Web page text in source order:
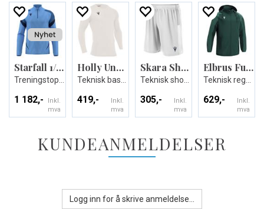
Starfall 1/4 zip
1 182,-
Inkl.
mva
Holly Undershirt
419,-
Inkl.
mva
Skara Short
305,-
Inkl.
mva
Elbrus Full Zip Rain Jacket
629,-
Inkl.
mva
KUNDEANMELDELSER
Logg inn for å skrive anmeldelse...